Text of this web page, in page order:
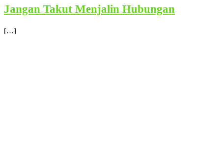
Jangan Takut Menjalin Hubungan
[…]